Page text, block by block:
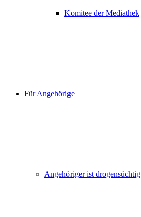
Komitee der Mediathek
Für Angehörige
Angehöriger ist drogensüchtig